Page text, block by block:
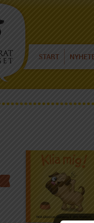
START